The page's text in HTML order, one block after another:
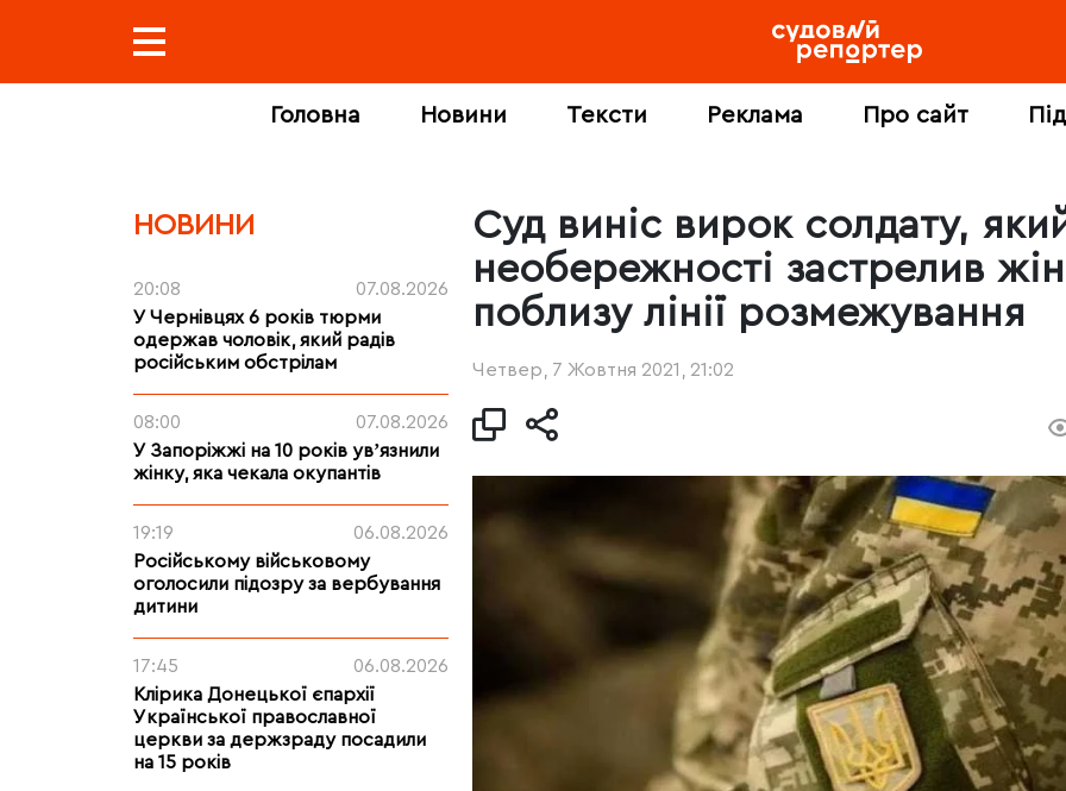
Головна Новини Тексти Реклама Про сайт
НОВИНИ
20:08
07.08.2026
У Чернівцях 6 років тюрми
одержав чоловік, який радів
російським обстрілам
08:00
07.08.2026
У Запоріжжі на 10 років увʼязнили
жінку, яка чекала окупантів
19:19
06.08.2026
Російському військовому
оголосили підозру за вербування
дитини
17:45
06.08.2026
Клірика Донецької єпархії
Української православної
церкви за держзраду посадили
на 15 років
Суд виніс вирок солдату,
необережності застрелив
поблизу лінії розмежування
Четвер, 7 Жовтня 2021, 21:02